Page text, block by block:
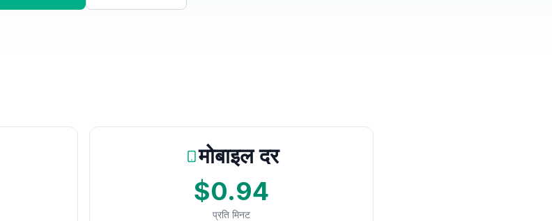
मोबाइल दर
$0.94
प्रति मिनट